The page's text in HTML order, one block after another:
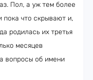
Пол, а уж тем более
что скрывают и,
родилась их третья
месяцев
вопросы об имени